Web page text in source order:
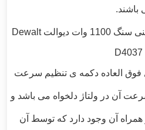
فوق العاده دکمه ی تنظیم سرعت
آن در ولتاژ دلخواه می باشد و
آن وجود دارد که توسط آن